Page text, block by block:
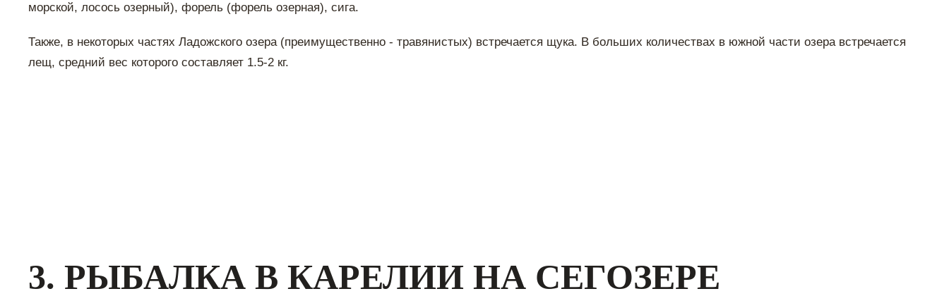
морской, лосось озерный), форель (форель озерная), сига.
Также, в некоторых частях Ладожского озера (преимущественно - травянистых) встречается щука. В больших количествах в южной части озера встречается
лещ, средний вес которого составляет 1.5-2 кг.
3. РЫБАЛКА В КАРЕЛИИ НА СЕГОЗЕРЕ